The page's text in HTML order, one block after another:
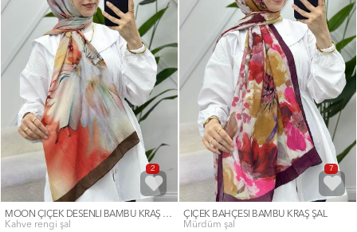
2
MOON ÇİÇEK DESENLİ BAMBU KRAŞ ŞAL
kahve rengi şal
7
ÇİÇEK BAHÇESİ BAMBU KRAŞ ŞAL
mürdüm şal